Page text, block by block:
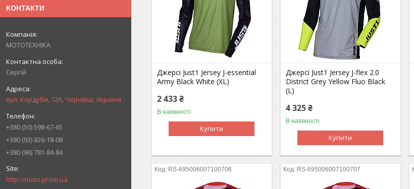
КОНТАКТИ
МОТОТЕХНІКА
Сергій
вул. Кордуби, 12А, Чернівці, Україна
+380 (50) 598-67-65
+380 (93) 826-18-08
+380 (96) 781-84-84
http://moto.prom.ua
Джерсі Just1 Jersey J-essential
Army Black White (XL)
2 433 ₴
В наявності
Купити
Джерсі Just1 Jersey J-flex 2.0
District Grey Yellow Fluo Black
(L)
4 325 ₴
В наявності
Купити
RS-695006007100706 RS-695006007100707